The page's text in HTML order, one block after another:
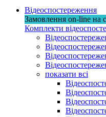
Відеоспостереження
Замовлення on-line на
Комплекти
показати всі